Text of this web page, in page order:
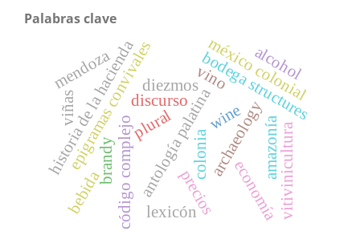
Palabras clave
epigramas convivalesantología palatina
vino
código complejoplural wine
brandy
bodega structures
archaeology
colonia
precios economía
historia de la hacienda vitivinicultura
diezmos méxico colonial
mendoza
viñas discurso
lexicón
bebida
alcohol
amazonía